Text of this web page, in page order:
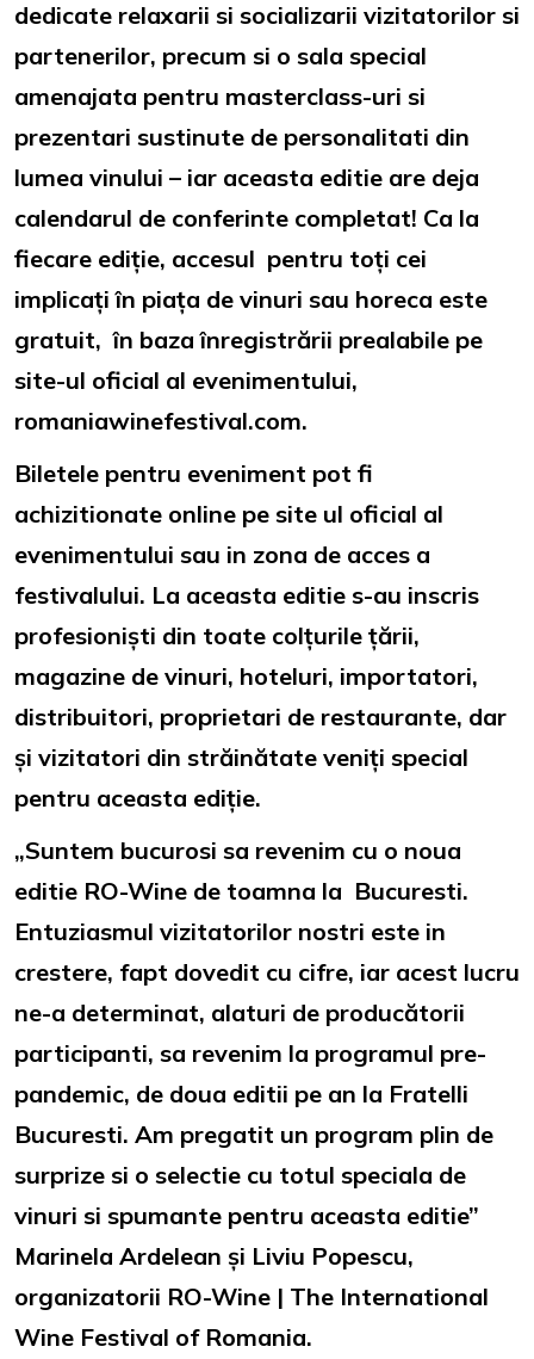
dedicate relaxarii si socializarii vizitatorilor si
partenerilor, precum si o sala special
amenajata pentru masterclass-uri si
prezentari sustinute de personalitati din
lumea vinului – iar aceasta editie are deja
calendarul de conferinte completat! Ca la
fiecare ediție, accesul pentru toți cei
implicați în piața de vinuri sau horeca este
gratuit, în baza înregistrării prealabile pe
site-ul oficial al evenimentului,
romaniawinefestival.com.
Biletele pentru eveniment pot fi
achizitionate online pe site ul oficial al
evenimentului sau in zona de acces a
festivalului. La aceasta editie s-au inscris
profesioniști din toate colțurile țării,
magazine de vinuri, hoteluri, importatori,
distribuitori, proprietari de restaurante, dar
și vizitatori din străinătate veniți special
pentru aceasta ediție.
„Suntem bucurosi sa revenim cu o noua
editie RO-Wine de toamna la Bucuresti.
Entuziasmul vizitatorilor nostri este in
crestere, fapt dovedit cu cifre, iar acest lucru
ne-a determinat, alaturi de producătorii
participanti, sa revenim la programul pre-
pandemic, de doua editii pe an la Fratelli
Bucuresti. Am pregatit un program plin de
surprize si o selectie cu totul speciala de
vinuri si spumante pentru aceasta editie”
Marinela Ardelean și Liviu Popescu,
organizatorii RO-Wine | The International
Wine Festival of Romania.